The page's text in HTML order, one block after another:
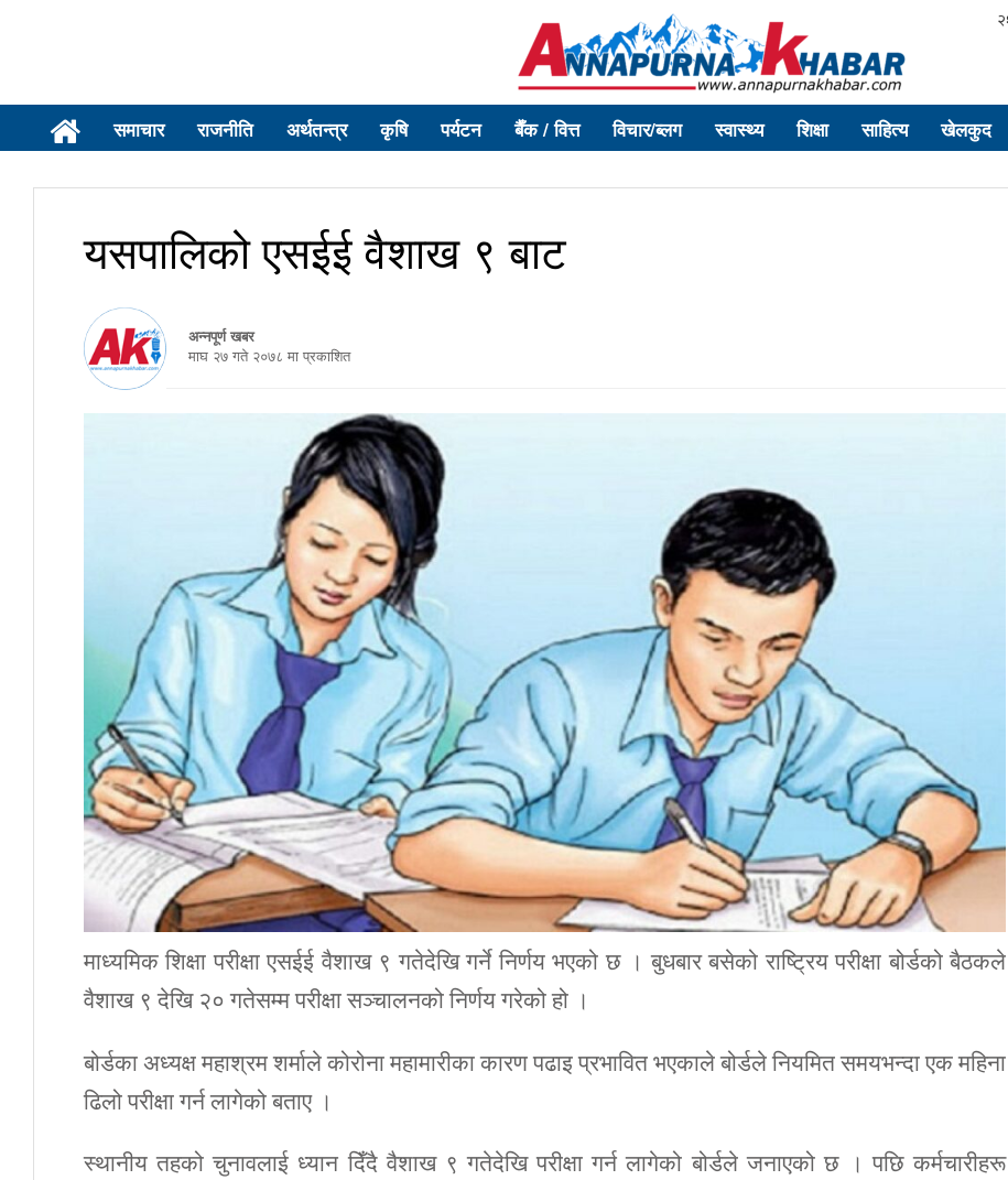
समाचार राजनीति अर्थतन्त्र कृषि पर्यटन बैँक / वित्त विचार/ब्लग स्वास्थ्य शिक्षा साहित्य खेलकुद
यसपालिको एसईई वैशाख ९ बाट
अन्नपूर्ण खबर
माघ २७ गते २०७८ मा प्रकाशित
माध्यमिक शिक्षा परीक्षा एसईई वैशाख ९ गतेदेखि गर्ने निर्णय भएको छ । बुधबार बसेको राष्ट्रिय परीक्षा बोर्डको बैठकले
वैशाख ९ देखि २० गतेसम्म परीक्षा सञ्चालनको निर्णय गरेको हो ।
बोर्डका अध्यक्ष महाश्रम शर्माले कोरोना महामारीका कारण पढाइ प्रभावित भएकाले बोर्डले नियमित समयभन्दा एक महिना
ढिलो परीक्षा गर्न लागेको बताए ।
स्थानीय तहको चुनावलाई ध्यान दिँदै वैशाख ९ गतेदेखि परीक्षा गर्न लागेको बोर्डले जनाएको छ । पछि कर्मचारीहरू